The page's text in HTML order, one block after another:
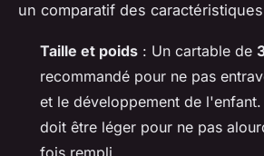
un comparatif des
Taille et poids : Un cartable de
recommandé pour ne pas
et le développement de
doit être léger pour ne pas